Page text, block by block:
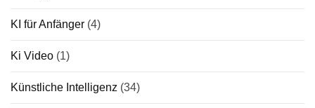
KI für Anfänger (4)
Ki Video (1)
Künstliche Intelligenz (34)